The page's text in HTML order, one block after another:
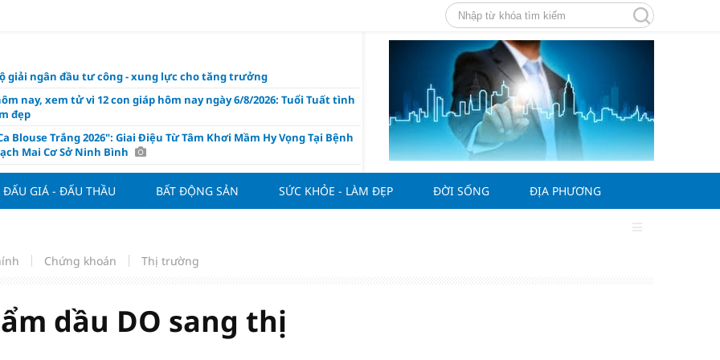
giải ngân đầu tư công - xung lực cho tăng trưởng
nay, xem tử vi 12 con giáp hôm nay ngày 6/8/2026: Tuổi Tuất tình
đẹp
Blouse Trắng 2026": Giai Điệu Từ Tâm Khơi Mầm Hy Vọng Tại Bệnh
Mai Cơ Sở Ninh Bình
12,5% năng lực tồn chứa dầu thô tại NMLD Dung Quất
địa ốc sống bằng gì khi thanh khoản lao dốc?
hệ sinh thái thúc đẩy chuyển đổi xanh
Cup 2026: Báo Thái Lan khen ngợi tư duy nhập tịch tinh gọn của ĐT
ĐẤU GIÁ - ĐẤU THẦU BẤT ĐỘNG SẢN SỨC KHỎE - LÀM ĐẸP ĐỜI SỐNG ĐỊA PHƯƠNG
Chứng khoán Thị trường
dầu DO sang thị